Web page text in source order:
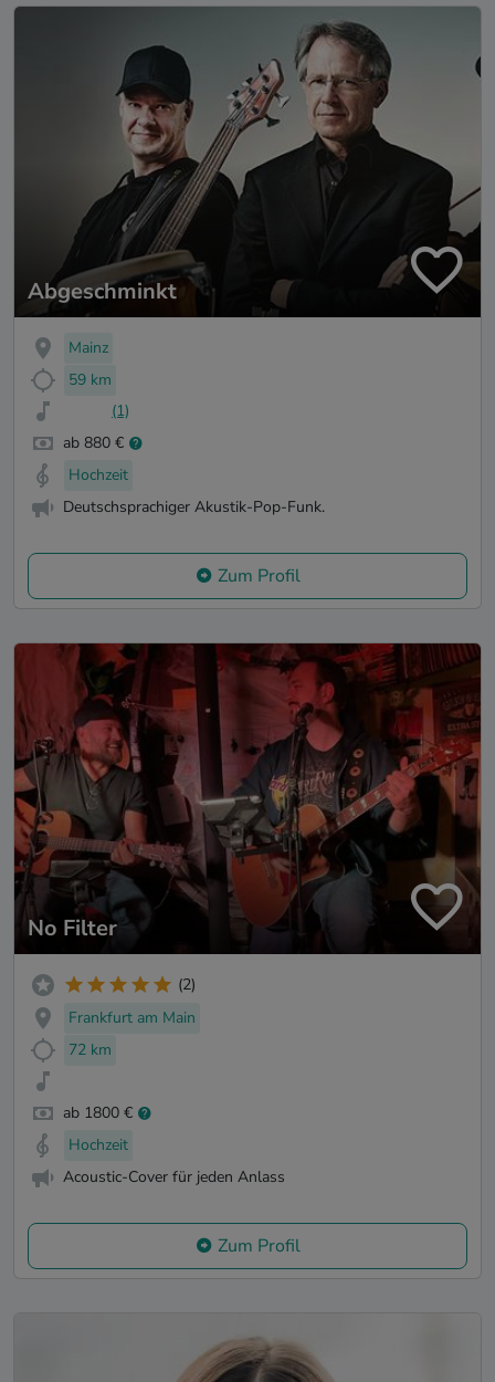
Abgeschminkt
Mainz
59 km
(1)
ab 880 €
Hochzeit
Deutschsprachiger Akustik-Pop-Funk.
Zum Profil
No Filter
(2)
Frankfurt am Main
72 km
ab 1800 €
Hochzeit
Acoustic-Cover für jeden Anlass
Zum Profil